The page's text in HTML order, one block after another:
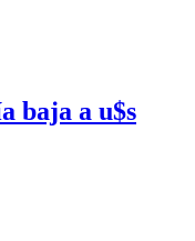
baja a u$s